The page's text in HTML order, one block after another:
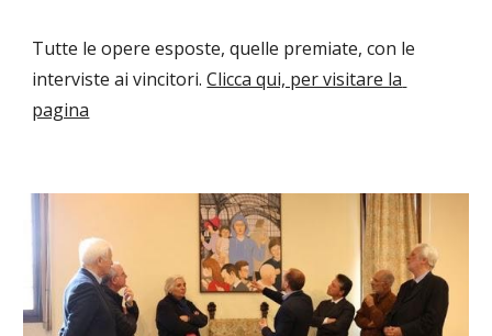
Tutte le opere esposte, quelle premiate, con le
interviste ai vincitori. Clicca qui, per visitare la
pagina